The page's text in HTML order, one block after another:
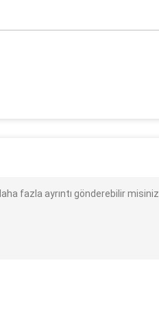
fazla ayrıntı gönderebilir misiniz